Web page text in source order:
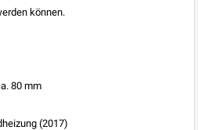
können.
80 mm
(2017)